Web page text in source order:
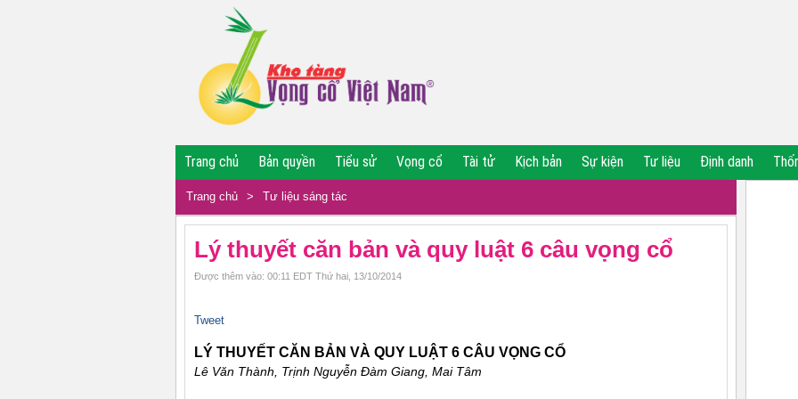
Trang chủ Bản quyền Tiểu sử Vọng cổ Tài tử Kịch bản Sự kiện Tư liệu Định danh
Trang chủ > Tư liệu sáng tác
Lý thuyết căn bản và quy luật 6 câu vọng cổ
Được thêm vào: 00:11 EDT Thứ hai, 13/10/2014
Tweet
LÝ THUYẾT CĂN BẢN VÀ QUY LUẬT 6 CÂU VỌNG CỔ
Lê Văn Thành, Trịnh Nguyễn Ðàm Giang, Mai Tâm